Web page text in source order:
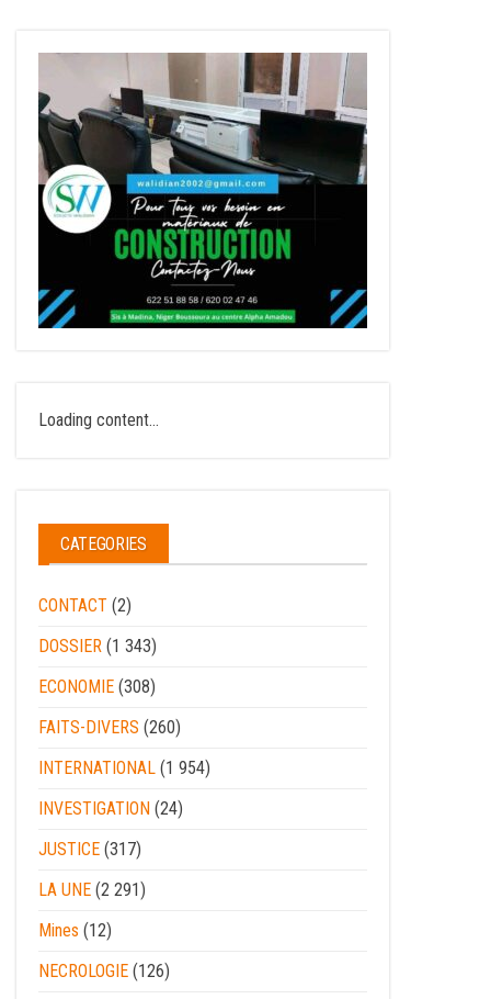
Loading content...
CATEGORIES
CONTACT (2)
DOSSIER (1 343)
ECONOMIE (308)
FAITS-DIVERS (260)
INTERNATIONAL (1 954)
INVESTIGATION (24)
JUSTICE (317)
LA UNE (2 291)
Mines (12)
NECROLOGIE (126)